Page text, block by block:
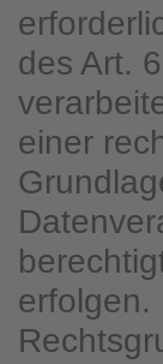
des Art.
einer
erfolgen.